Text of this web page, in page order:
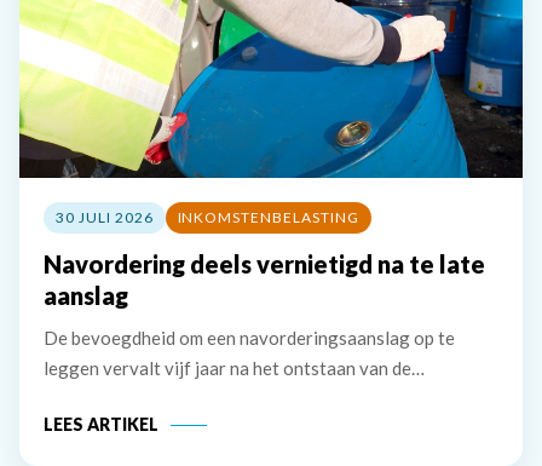
30 JULI 2026 INKOMSTENBELASTING
Navordering deels vernietigd na te late
aanslag
De bevoegdheid om een navorderingsaanslag op te
leggen vervalt vijf jaar na het ontstaan van de
wordt deze termijn verlengd met het verleende uitstel.
LEES ARTIKEL